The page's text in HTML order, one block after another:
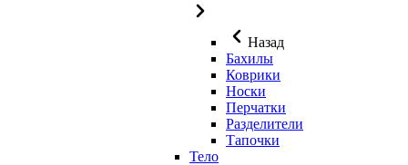
Назад
Бахилы
Коврики
Носки
Перчатки
Разделители
Тапочки
Тело